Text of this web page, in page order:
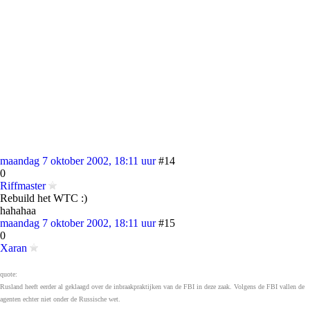
maandag 7 oktober 2002, 18:11 uur #14
0
Riffmaster
Rebuild het WTC :)
hahahaa
maandag 7 oktober 2002, 18:11 uur #15
0
Xaran
quote:
Rusland heeft eerder al geklaagd over de inbraakpraktijken van de FBI in deze zaak. Volgens de FBI vallen de
agenten echter niet onder de Russische wet.